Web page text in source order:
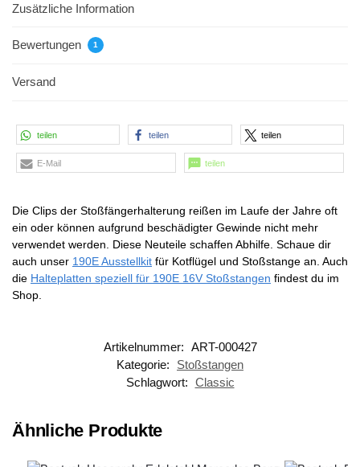
Zusätzliche Information
Bewertungen 1
Versand
teilen teilen teilen
E-Mail teilen
Die Clips der Stoßfängerhalterung reißen im Laufe der Jahre oft
ein oder können aufgrund beschädigter Gewinde nicht mehr
verwendet werden. Diese Neuteile schaffen Abhilfe. Schaue dir
auch unser 190E Ausstellkit für Kotflügel und Stoßstange an. Auch
die Halteplatten speziell für 190E 16V Stoßstangen findest du im
Shop.
Artikelnummer: ART-000427
Kategorie:
Stoßstangen
Schlagwort: Classic
Ähnliche Produkte